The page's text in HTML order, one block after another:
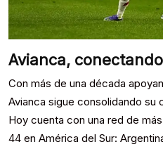
Avianca,
Con más de una década
Avianca sigue consolidando su
Hoy cuenta con una red de
44 en América del Sur: